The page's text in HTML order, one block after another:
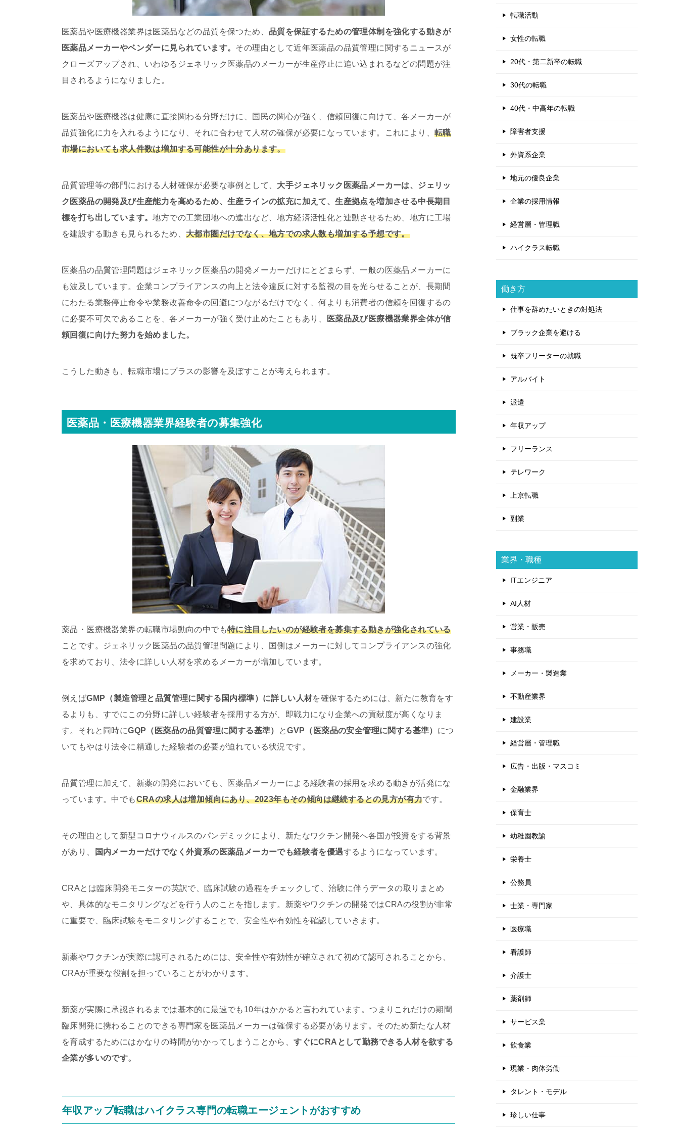
医薬品や医療機器業界は医薬品などの品質を保つため、 品質を保証するための管理体制を強化する動きが
医薬品メーカーやベンダーに見られています。 その理由として近年医薬品の品質管理に関するニュースが
クローズアップされ、いわゆるジェネリック医薬品のメーカーが生産停止に追い込まれるなどの問題が注
目されるようになりました。
医薬品や医療機器は健康に直接関わる分野だけに、国民の関心が強く、信頼回復に向けて、各メーカーが
品質強化に力を入れるようになり、それに合わせて人材の確保が必要になっています。これにより、 転職
市場においても求人件数は増加する可能性が十分あります。
品質管理等の部門における人材確保が必要な事例として、 大手ジェネリック医薬品メーカーは、ジェリッ
ク医薬品の開発及び生産能力を高めるため、生産ラインの拡充に加えて、生産拠点を増加させる中長期目
標を打ち出しています。地方での工業団地への進出など、地方経済活性化と連動させるため、地方に工場
を建設する動きも見られるため、 大都市圏だけでなく、地方での求人数も増加する予想です。
医薬品の品質管理問題はジェネリック医薬品の開発メーカーだけにとどまらず、一般の医薬品メーカーに
も波及しています。企業コンプライアンスの向上と法令違反に対する監視の目を光らせることが、長期間
にわたる業務停止命令や業務改善命令の回避につながるだけでなく、何よりも消費者の信頼を回復するの
に必要不可欠であることを、各メーカーが強く受け止めたこともあり、
医薬品及び医療機器業界全体が信
頼回復に向けた努力を始めました。
こうした動きも、転職市場にプラスの影響を及ぼすことが考えられます。
医薬品・医療機器業界経験者の募集強化
薬品・医療機器業界の転職市場動向の中でも特に注目したいのが経験者を募集する動きが強化されている
ことです。ジェネリック医薬品の品質管理問題により、国側はメーカーに対してコンプライアンスの強化
を求めており、法令に詳しい人材を求めるメーカーが増加しています。
例えばGMP（製造管理と品質管理に関する国内標準）に詳しい人材を確保するためには、新たに教育をす
るよりも、すでにこの分野に詳しい経験者を採用する方が、即戦力になり企業への貢献度が高くなりま
す。それと同時にGQP（医薬品の品質管理に関する基準） とGVP（医薬品の安全管理に関する基準） につ
いてもやはり法令に精通した経験者の必要が迫れている状況です。
品質管理に加えて、新薬の開発においても、医薬品メーカーによる経験者の採用を求める動きが活発にな
っています。中でもCRAの求人は増加傾向にあり、2023年もその傾向は継続するとの見方が有力です。
その理由として新型コロナウィルスのパンデミックにより、新たなワクチン開発へ各国が投資をする背景
があり、
国内メーカーだけでなく外資系の医薬品メーカーでも経験者を優遇するようになっています。
CRAとは臨床開発モニターの英訳で、臨床試験の過程をチェックして、治験に伴うデータの取りまとめ
や、具体的なモニタリングなどを行う人のことを指します。新薬やワクチンの開発ではCRAの役割が非常
に重要で、臨床試験をモニタリングすることで、安全性や有効性を確認していきます。
新薬やワクチンが実際に認可されるためには、安全性や有効性が確立されて初めて認可されることから、
CRAが重要な役割を担っていることがわかります。
新薬が実際に承認されるまでは基本的に最速でも10年はかかると言われています。つまりこれだけの期間
臨床開発に携わることのできる専門家を医薬品メーカーは確保する必要があります。そのため新たな人材
を育成するためにはかなりの時間がかかってしまうことから、すぐにCRAとして勤務できる人材を欲する
企業が多いのです。
年収アップ転職はハイクラス専門の転職エージェントがおすすめ
転職活動
女性の転職
20代・第二新卒の転職
30代の転職
40代・中高年の転職
障害者支援
外資系企業
地元の優良企業
企業の採用情報
経営層・管理職
ハイクラス転職
働き方
仕事を辞めたいときの対処法
ブラック企業を避ける
既卒フリーターの就職
アルバイト
派遣
年収アップ
フリーランス
テレワーク
上京転職
副業
業界・職種
ITエンジニア
AI人材
営業・販売
事務職
メーカー・製造業
不動産業界
建設業
経営層・管理職
広告・出版・マスコミ
金融業界
保育士
幼稚園教諭
栄養士
公務員
士業・専門家
医療職
看護師
介護士
薬剤師
サービス業
飲食業
現業・肉体労働
タレント・モデル
珍しい仕事